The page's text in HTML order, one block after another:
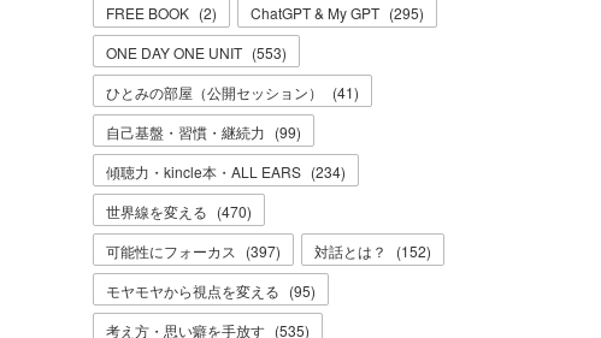
FREE BOOK (2) ChatGPT & My GPT (295)
ONE DAY ONE UNIT (553)
ひとみの部屋（公開セッション）
(41)
自己基盤・習慣・継続力 (99)
傾聴力・kincle本・ALL EARS (234)
世界線を変える (470)
可能性にフォーカス
(397) 対話とは？ (152)
モヤモヤから視点を変える (95)
考え方・思い癖を手放す (535)